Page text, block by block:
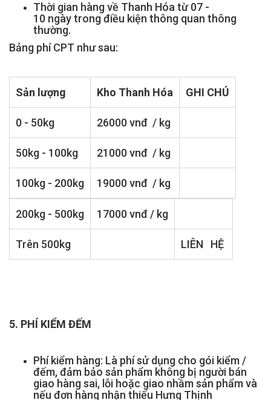
Thời gian hàng về Thanh Hóa từ 07 -
10 ngày trong điều kiện thông quan thông
thường.
Bảng phí CPT như sau:
Sản lượng Kho Thanh Hóa GHI CHÚ
0 - 50kg 26000 vnđ / kg
50kg - 100kg 21000 vnđ / kg
100kg - 200kg 19000 vnđ / kg
200kg - 500kg 17000 vnđ / kg
Trên 500kg LIÊN HỆ
5. PHÍ KIỂM ĐẾM
Phí kiểm hàng: Là phí sử dụng cho gói kiểm /
đếm, đảm bảo sản phẩm không bị người bán
giao hàng sai, lỗi hoặc giao nhầm sản phẩm và
nếu đơn hàng nhận thiếu Hưng Thịnh